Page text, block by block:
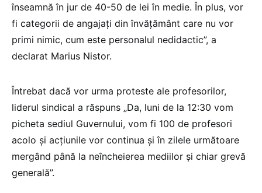
înseamnă în jur de 40-50 de lei în medie. În plus, vor
fi categorii de angajați din învățământ care nu vor
primi nimic, cum este personalul nedidactic”, a
declarat Marius Nistor.
Întrebat dacă vor urma proteste ale profesorilor,
liderul sindical a răspuns „Da, luni de la 12:30 vom
picheta sediul Guvernului, vom fi 100 de profesori
acolo și acțiunile vor continua și în zilele următoare
mergând până la neîncheierea mediilor și chiar grevă
generală”.